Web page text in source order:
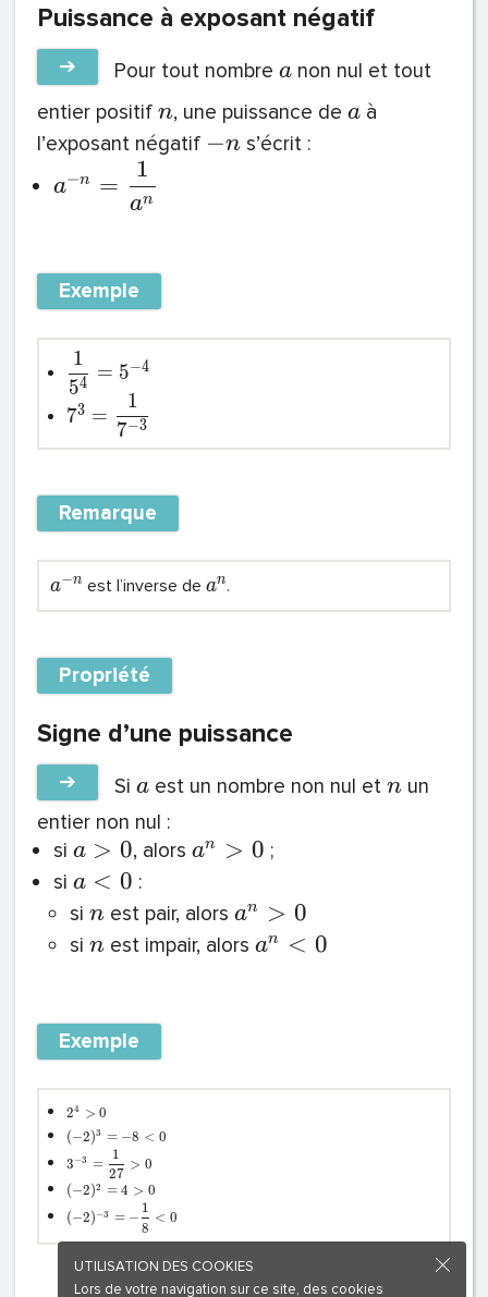
Puissance à exposant négatif
➔ Pour tout nombre a non nul et tout
entier positif n, une puissance de a à
l’exposant négatif −n s’écrit :
a−n =
an
1
Exemple
54
1
= 5−4
73 =
7−3
1
Remarque
a−n est l’inverse de an.
Propriété
Signe d’une puissance
➔ Si a est un nombre non nul et n un
entier non nul :
si a > 0, alors an > 0 ;
si a < 0 :
si n est pair, alors an > 0
si n est impair, alors an < 0
Exemple
24 > 0
(−2)3 = −8 < 0
3−3 =
27
1
> 0
(−2)2 = 4 > 0
(−2)−3 = −
8
1
< 0
UTILISATION DES COOKIES
Lors de votre navigation sur ce site, des cookies